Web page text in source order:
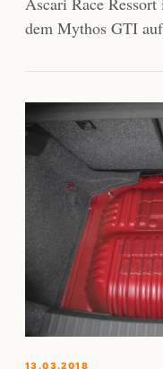
dem Mythos GTI
13.03.2018